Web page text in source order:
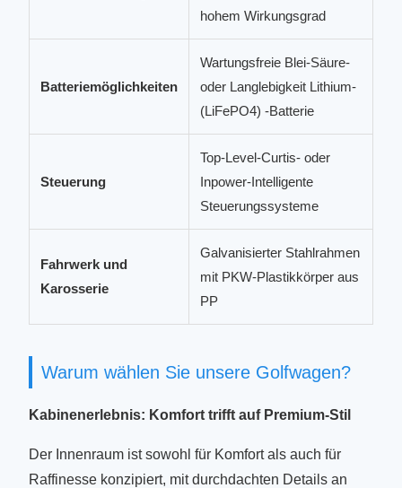
hohem Wirkungsgrad
Batteriemöglichkeiten
Wartungsfreie Blei-Säure-
oder Langlebigkeit Lithium-
(LiFePO4) -Batterie
Steuerung
Top-Level-Curtis- oder
Inpower-Intelligente
Steuerungssysteme
Fahrwerk und
Karosserie
Galvanisierter Stahlrahmen
mit PKW-Plastikkörper aus
PP
Warum wählen Sie unsere Golfwagen?
Kabinenerlebnis: Komfort trifft auf Premium-Stil
Der Innenraum ist sowohl für Komfort als auch für
Raffinesse konzipiert, mit durchdachten Details an